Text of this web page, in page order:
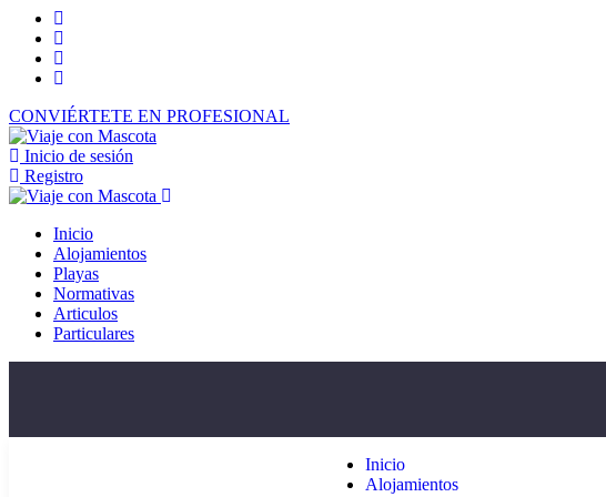
CONVIÉRTETE EN PROFESIONAL
Inicio de sesión
Registro
Inicio
Alojamientos
Playas
Normativas
Articulos
Particulares
Inicio
Alojamientos